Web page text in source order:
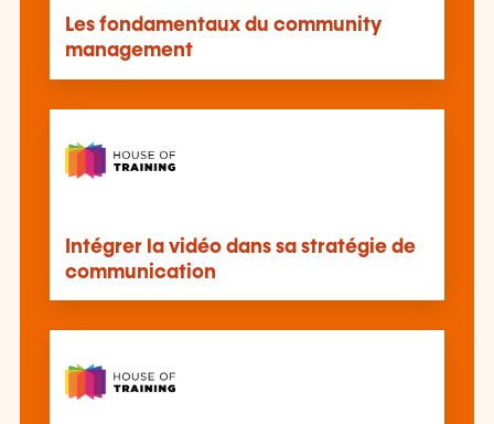
Les fondamentaux du community
management
Intégrer la vidéo dans sa stratégie de
communication